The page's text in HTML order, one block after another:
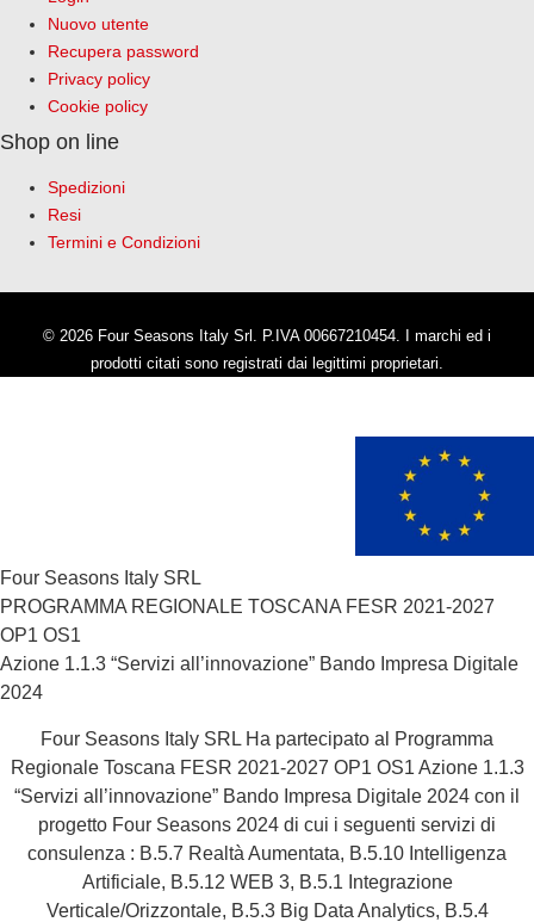
Nuovo utente
Recupera password
Privacy policy
Cookie policy
Shop on line
Spedizioni
Resi
Termini e Condizioni
© 2026 Four Seasons Italy Srl. P.IVA 00667210454. I marchi ed i
prodotti citati sono registrati dai legittimi proprietari.
Four Seasons Italy SRL
PROGRAMMA REGIONALE TOSCANA FESR 2021-2027
OP1 OS1
Azione 1.1.3 “Servizi all’innovazione” Bando Impresa Digitale
2024
Four Seasons Italy SRL Ha partecipato al Programma
Regionale Toscana FESR 2021-2027 OP1 OS1 Azione 1.1.3
“Servizi all’innovazione” Bando Impresa Digitale 2024 con il
progetto Four Seasons 2024 di cui i seguenti servizi di
consulenza : B.5.7 Realtà Aumentata, B.5.10 Intelligenza
Artificiale, B.5.12 WEB 3, B.5.1 Integrazione
Verticale/Orizzontale, B.5.3 Big Data Analytics, B.5.4